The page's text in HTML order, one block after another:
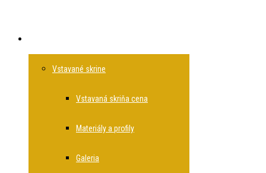
Vstavané skrine
Vstavaná skriňa cena
Materiály a profily
Galeria